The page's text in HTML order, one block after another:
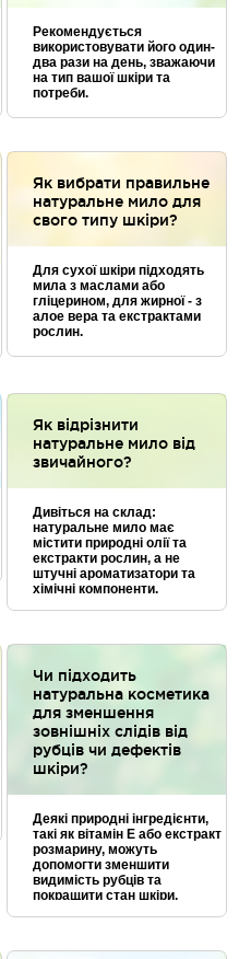
Рекомендується
використовувати його один-
два рази на день, зважаючи
на тип вашої шкіри та
потреби.
Як вибрати правильне
натуральне мило для
свого типу шкіри?
Для сухої шкіри підходять
мила з маслами або
гліцерином, для жирної - з
алое вера та екстрактами
рослин.
Як відрізнити
натуральне мило від
звичайного?
Дивіться на склад:
натуральне мило має
містити природні олії та
екстракти рослин, а не
штучні ароматизатори та
хімічні компоненти.
Чи підходить
натуральна косметика
для зменшення
зовнішніх слідів від
рубців чи дефектів
шкіри?
Деякі природні інгредієнти,
такі як вітамін Е або екстракт
розмарину, можуть
допомогти зменшити
видимість рубців та
покращити стан шкіри.